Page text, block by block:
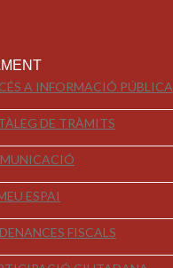
A INFORMACIÓ PÚBLICA
DE TRÀMITS
ESPAI
FISCALS